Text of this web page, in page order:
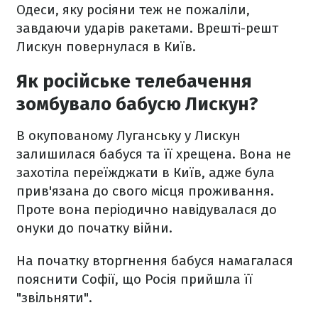
Одеси, яку росіяни теж не пожаліли,
завдаючи ударів ракетами. Врешті-решт
Лискун повернулася в Київ.
Як російське телебачення
зомбувало бабусю Лискун?
В окупованому Луганську у Лискун
залишилася бабуся та її хрещена. Вона не
захотіла переїжджати в Київ, адже була
прив'язана до свого місця проживання.
Проте вона періодично навідувалася до
онуки до початку війни.
На початку вторгнення бабуся намагалася
пояснити Софії, що Росія прийшла її
"звільняти".